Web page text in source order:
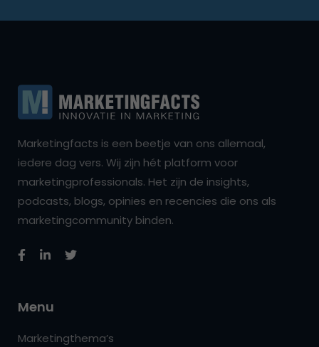
Marketingfacts is een beetje van ons allemaal,
iedere dag vers. Wij zijn hét platform voor
marketingprofessionals. Het zijn de insights,
podcasts, blogs, opinies en recencies die ons als
marketingcommunity binden.
Menu
Marketingthema’s